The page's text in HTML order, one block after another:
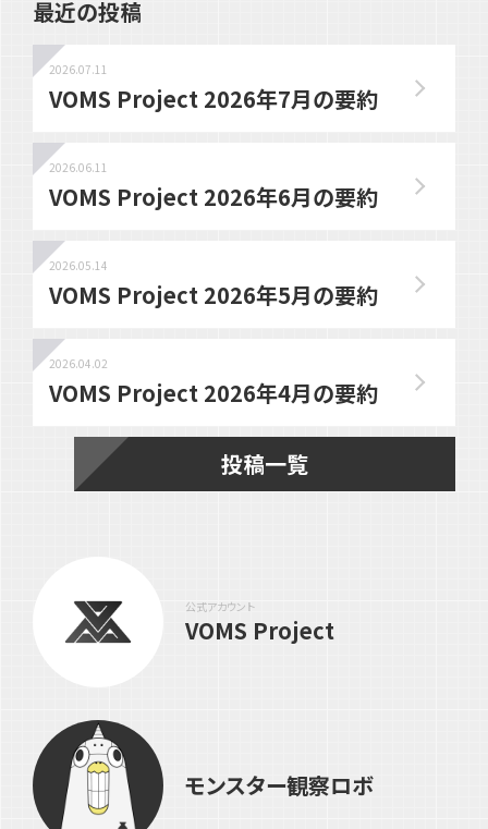
最近の投稿
2026.07.11
VOMS Project 2026年7月の要約
2026.06.11
VOMS Project 2026年6月の要約
2026.05.14
VOMS Project 2026年5月の要約
2026.04.02
VOMS Project 2026年4月の要約
投稿一覧
公式アカウント
VOMS Project
モンスター観察ロボ